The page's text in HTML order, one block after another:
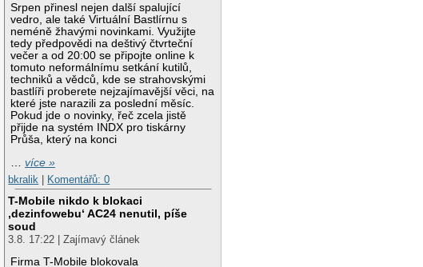
Srpen přinesl nejen další spalující
vedro, ale také Virtuální Bastlírnu s
neméně žhavými novinkami. Využijte
tedy předpovědi na deštivý čtvrteční
večer a od 20:00 se připojte online k
tomuto neformálnímu setkání kutilů,
techniků a vědců, kde se strahovskými
bastlíři proberete nejzajímavější věci, na
které jste narazili za poslední měsíc.
Pokud jde o novinky, řeč zcela jistě
přijde na systém INDX pro tiskárny
Průša, který na konci
…více »
bkralik
Komentářů: 0
T-Mobile nikdo k blokaci
‚dezinfowebu‘ AC24 nenutil, píše
soud
3.8. 17:22 | Zajímavý článek
Firma T-Mobile blokovala